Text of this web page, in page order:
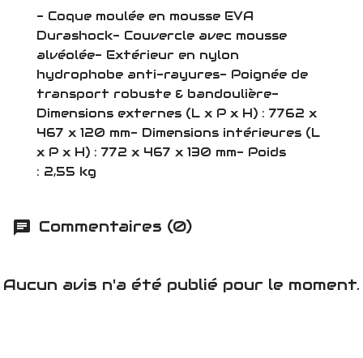
- Coque moulée en mousse EVA
Durashock- Couvercle avec mousse
alvéolée- Extérieur en nylon
hydrophobe anti-rayures- Poignée de
transport robuste & bandoulière-
Dimensions externes (L x P x H) : 7762 x
467 x 120 mm- Dimensions intérieures (L
x P x H) : 772 x 467 x 130 mm- Poids
: 2,55 kg
Commentaires (0)
Aucun avis n'a été publié pour le moment.